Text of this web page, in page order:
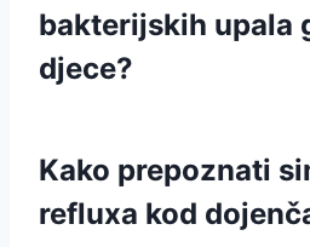
bakterijskih upala
djece?
Kako prepoznati
refluxa kod